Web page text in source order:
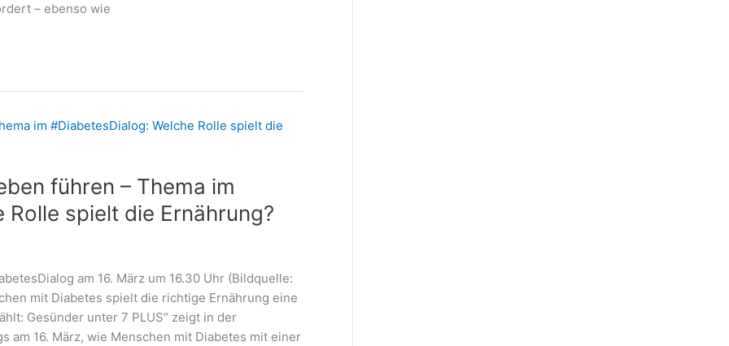
– ebenso wie
führen – Thema im
spielt die Ernährung?
am 16. März um 16.30 Uhr (Bildquelle:
mit Diabetes spielt die richtige Ernährung eine
Gesünder unter 7 PLUS“ zeigt in der
am 16. März, wie Menschen mit Diabetes mit einer